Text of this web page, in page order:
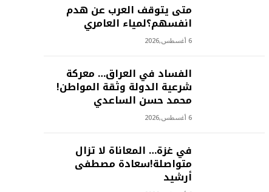
متى يتوقف العرب عن هدم
انفسهم؟لمياء العامري
6 أغسطس,2026
الفساد في العراق… معركة
شرعية الدولة وثقة المواطن!
محمد حسن الساعدي
6 أغسطس,2026
في غزة… المعاناة لا تزال
متواصلة!سعادة مصطفى
أرشيد